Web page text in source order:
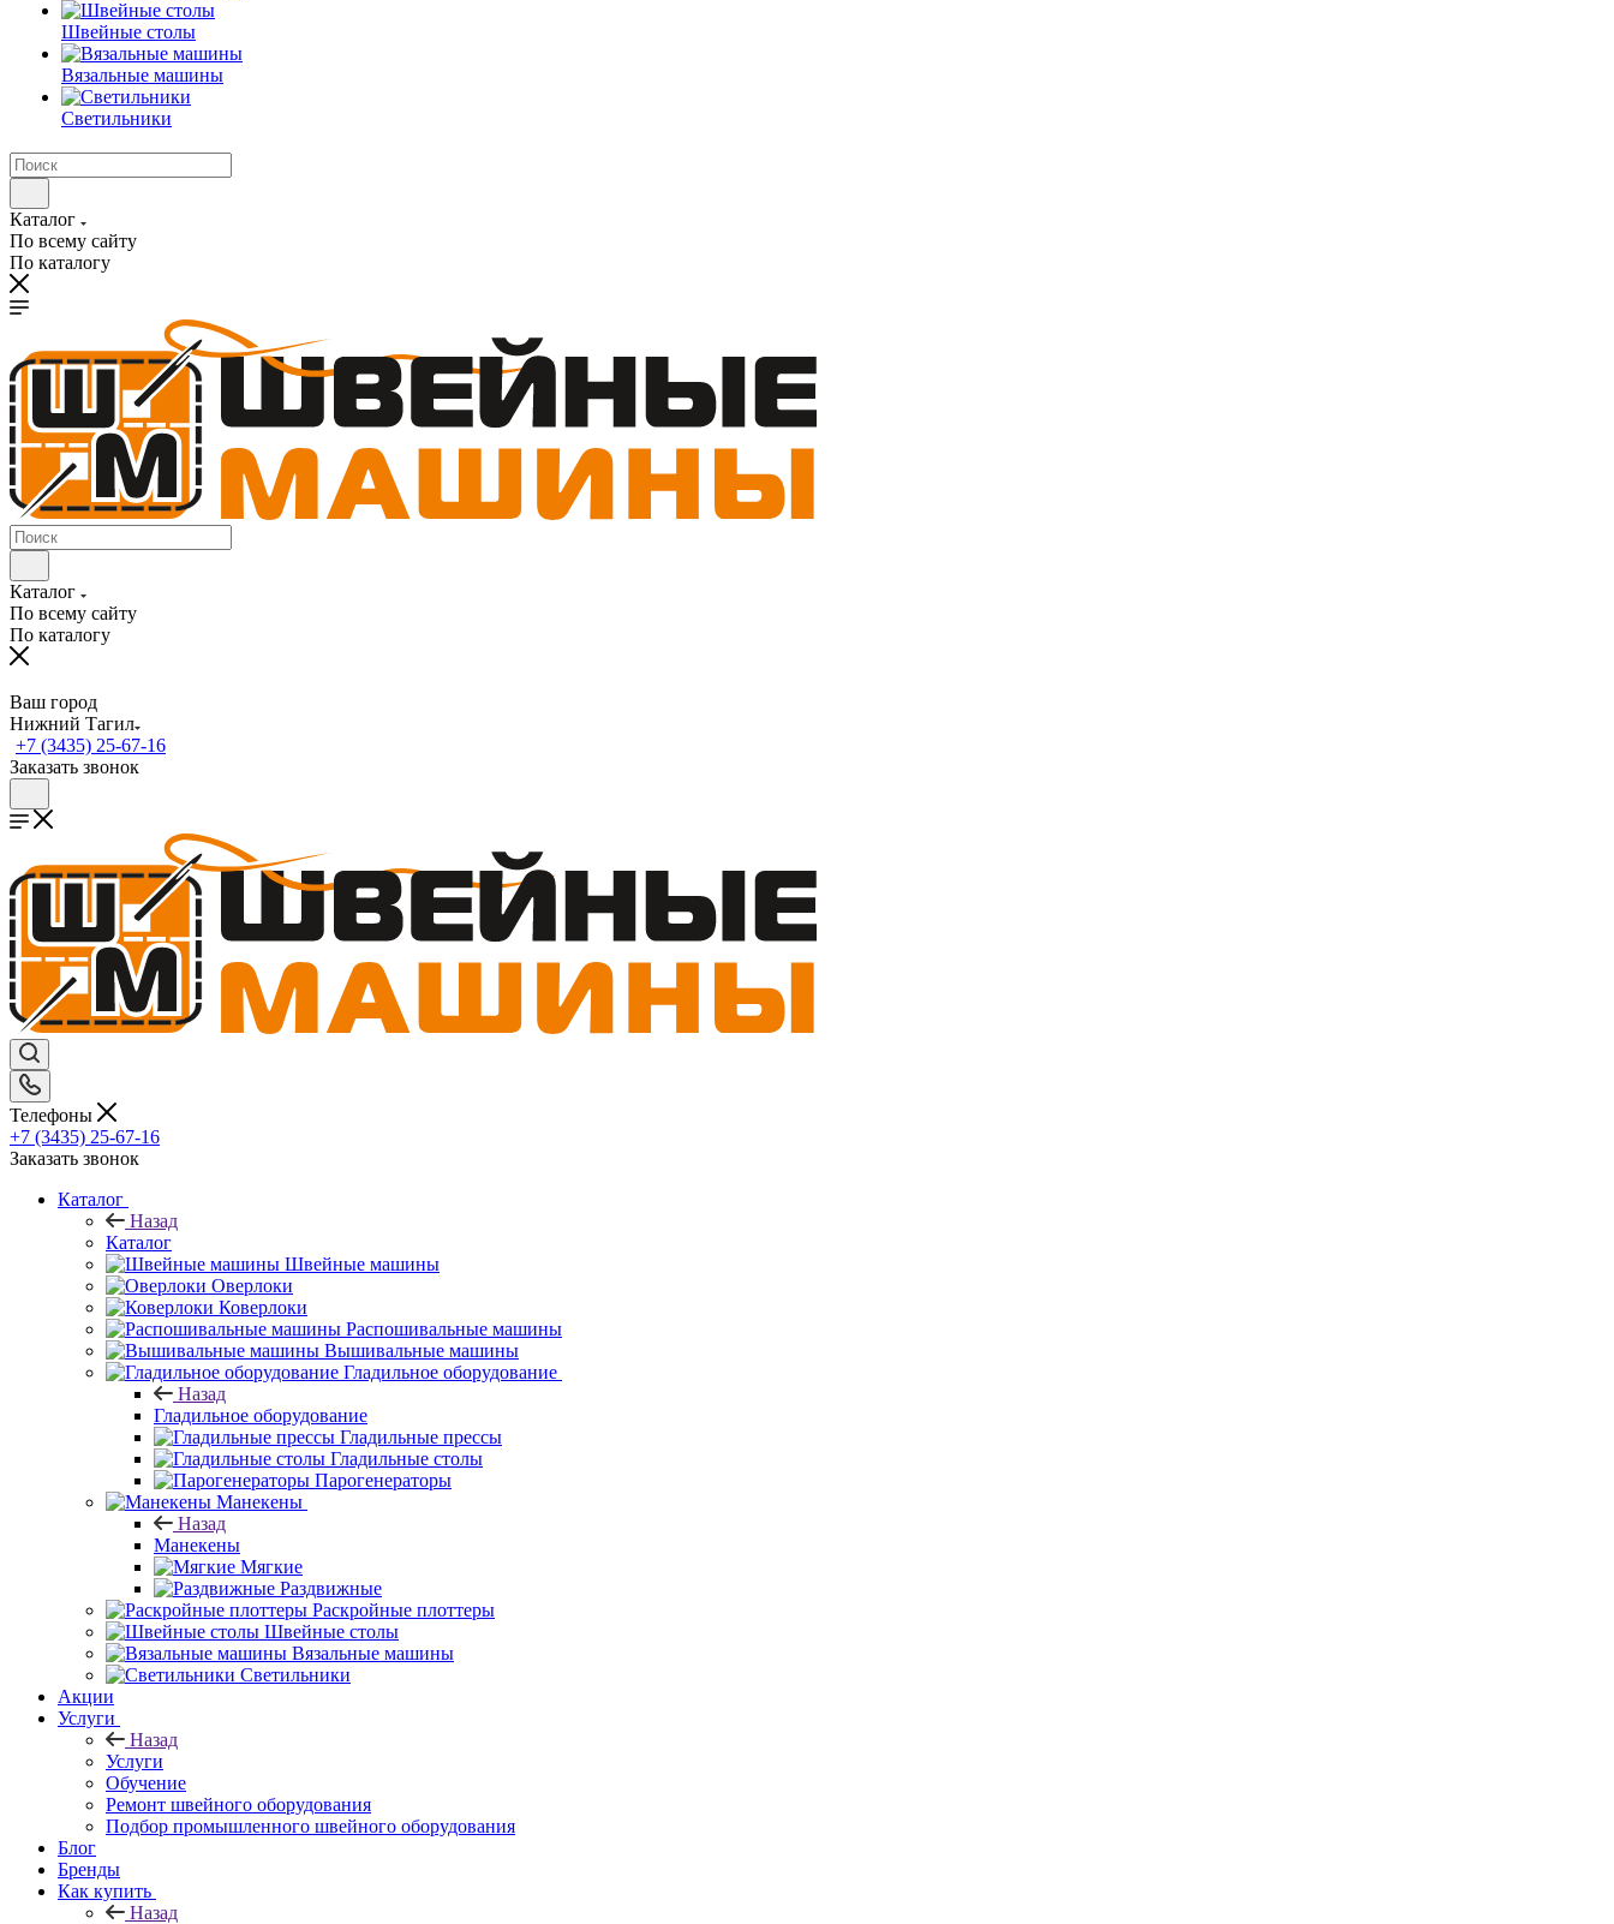
Швейные столы
Вязальные машины
Светильники
Каталог
По всему сайту
По каталогу
Каталог
По всему сайту
По каталогу
Ваш город
Нижний Тагил
+7 (3435) 25-67-16
Заказать звонок
Телефоны
+7 (3435) 25-67-16
Заказать звонок
Каталог
Назад
Каталог
Швейные машины
Оверлоки
Коверлоки
Распошивальные машины
Вышивальные машины
Гладильное оборудование
Назад
Гладильное оборудование
Гладильные прессы
Гладильные столы
Парогенераторы
Манекены
Назад
Манекены
Мягкие
Раздвижные
Раскройные плоттеры
Швейные столы
Вязальные машины
Светильники
Акции
Услуги
Назад
Услуги
Обучение
Ремонт швейного оборудования
Подбор промышленного швейного оборудования
Блог
Бренды
Как купить
Назад